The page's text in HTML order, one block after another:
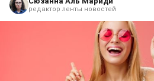
редактор ленты новостей